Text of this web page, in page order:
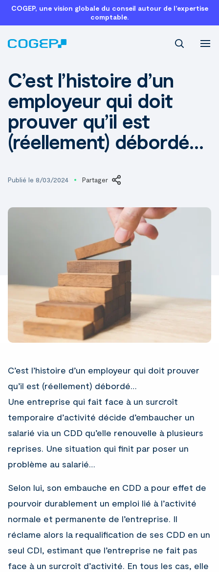
COGEP, une vision globale du conseil autour de l’expertise
comptable.
C’est l’histoire d’un
employeur qui doit
prouver qu’il est
(réellement) débordé…
Publié le 8/03/2024 Partager
LinkedIn
C’est l’histoire d’un employeur qui doit prouver
qu’il est (réellement) débordé…
Une entreprise qui fait face à un surcroît
temporaire d’activité décide d’embaucher un
salarié via un CDD qu’elle renouvelle à plusieurs
reprises. Une situation qui finit par poser un
problème au salarié…
Selon lui, son embauche en CDD a pour effet de
pourvoir durablement un emploi lié à l’activité
normale et permanente de l’entreprise. Il
réclame alors la requalification de ses CDD en un
seul CDI, estimant que l’entreprise ne fait pas
face à un surcroît d’activité. En tous les cas, elle